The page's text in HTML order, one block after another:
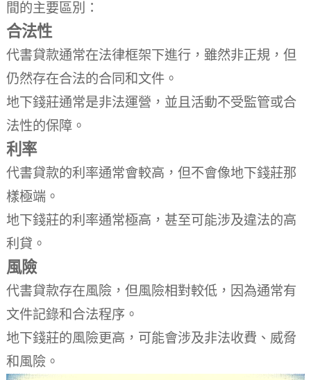
間的主要區別：
合法性
代書貸款通常在法律框架下進行，雖然非正規，但
仍然存在合法的合同和文件。
地下錢莊通常是非法運營，並且活動不受監管或合
法性的保障。
利率
代書貸款的利率通常會較高，但不會像地下錢莊那
樣極端。
地下錢莊的利率通常極高，甚至可能涉及違法的高
利貸。
風險
代書貸款存在風險，但風險相對較低，因為通常有
文件記錄和合法程序。
地下錢莊的風險更高，可能會涉及非法收費、威脅
和風險。